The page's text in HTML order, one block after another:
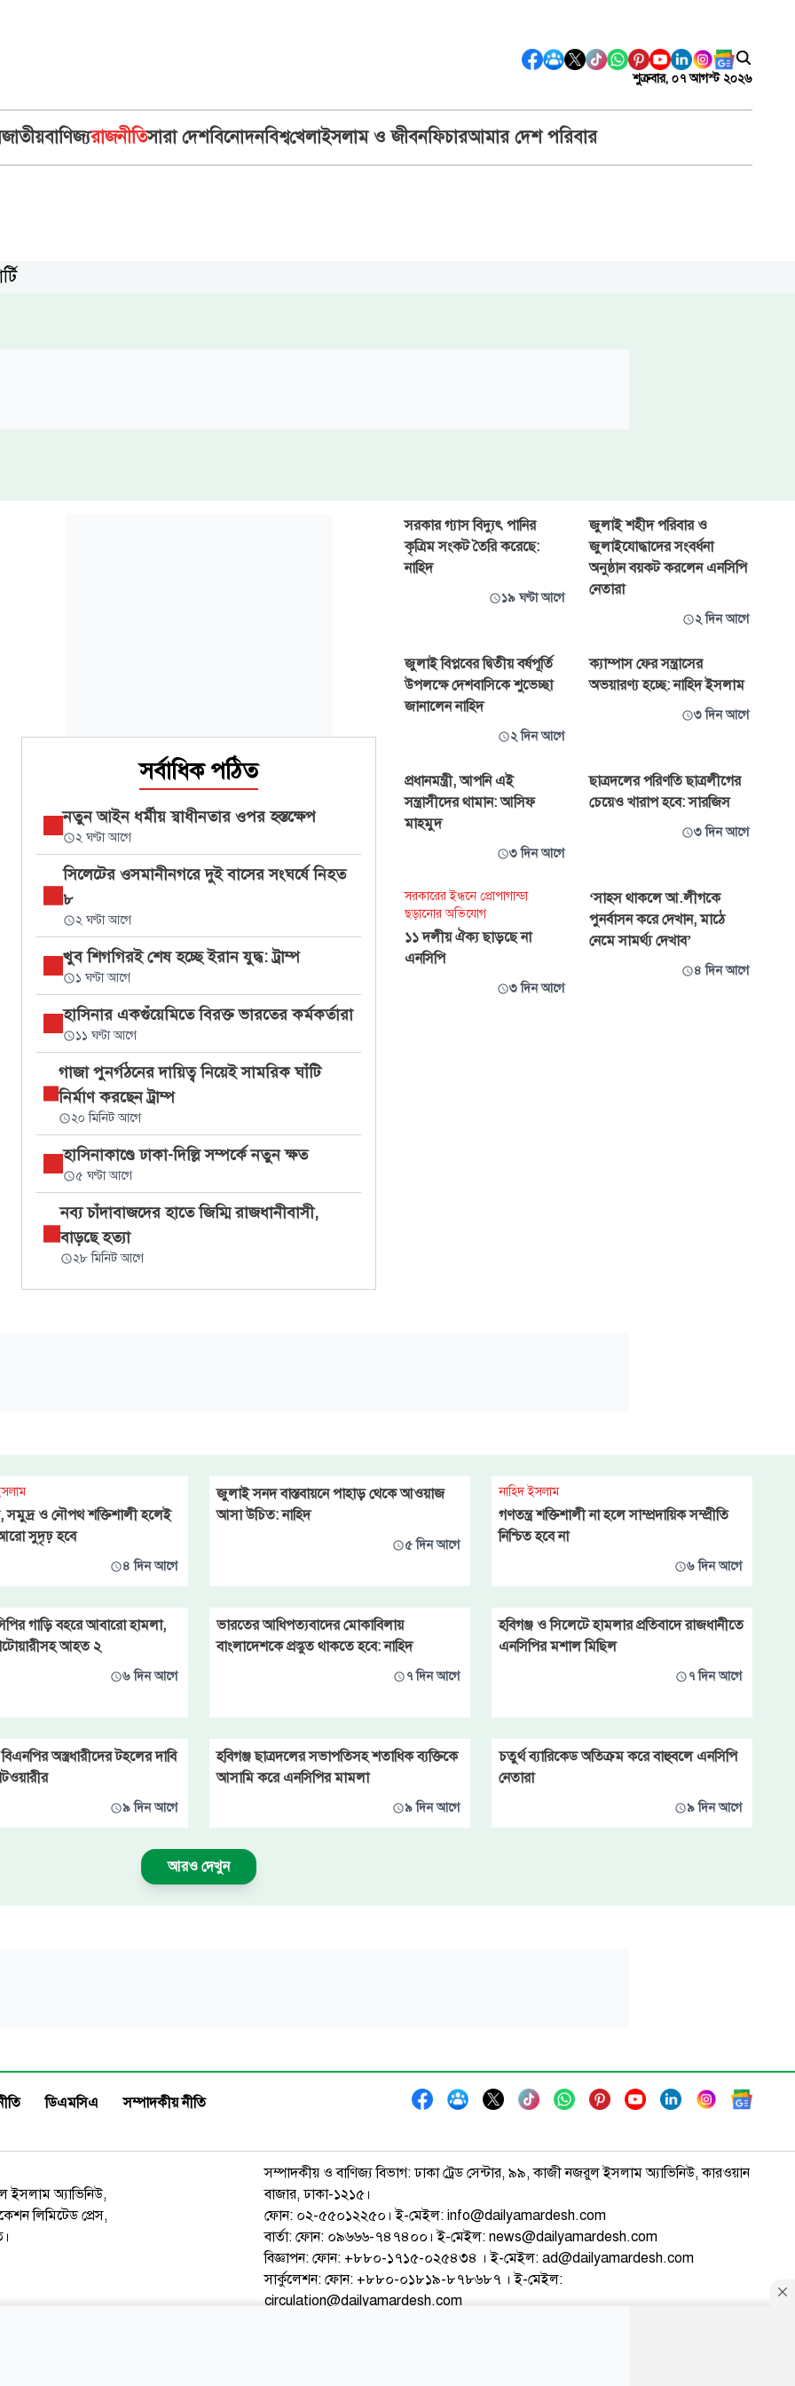
শুক্রবার, ০৭ আগস্ট ২০২৬
জাতীয়বাণিজ্যরাজনীতিসারা দেশবিনোদনবিশ্বখেলাইসলাম ও জীবনফিচারআমার দেশ পরিবার
সর্বাধিক পঠিত
নতুন আইন ধর্মীয় স্বাধীনতার ওপর হস্তক্ষেপ
২ ঘণ্টা আগে
সিলেটের ওসমানীনগরে দুই বাসের সংঘর্ষে নিহত
৮
২ ঘণ্টা আগে
খুব শিগগিরই শেষ হচ্ছে ইরান যুদ্ধ: ট্রাম্প
১ ঘণ্টা আগে
হাসিনার একগুঁয়েমিতে বিরক্ত ভারতের কর্মকর্তারা
১১ ঘণ্টা আগে
গাজা পুনর্গঠনের দায়িত্ব নিয়েই সামরিক ঘাঁটি
নির্মাণ করছেন ট্রাম্প
২০ মিনিট আগে
হাসিনাকাণ্ডে ঢাকা-দিল্লি সম্পর্কে নতুন ক্ষত
৫ ঘণ্টা আগে
নব্য চাঁদাবাজদের হাতে জিম্মি রাজধানীবাসী,
বাড়ছে হত্যা
২৮ মিনিট আগে
সরকার গ্যাস বিদ্যুৎ পানির
কৃত্রিম সংকট তৈরি করেছে:
নাহিদ
১৯ ঘণ্টা আগে
জুলাই শহীদ পরিবার ও
জুলাইযোদ্ধাদের সংবর্ধনা
অনুষ্ঠান বয়কট করলেন এনসিপি
নেতারা
২ দিন আগে
জুলাই বিপ্লবের দ্বিতীয় বর্ষপূর্তি
উপলক্ষে দেশবাসিকে শুভেচ্ছা
জানালেন নাহিদ
২ দিন আগে
ক্যাম্পাস ফের সন্ত্রাসের
অভয়ারণ্য হচ্ছে: নাহিদ ইসলাম
৩ দিন আগে
প্রধানমন্ত্রী, আপনি এই
সন্ত্রাসীদের থামান: আসিফ
মাহমুদ
৩ দিন আগে
ছাত্রদলের পরিণতি ছাত্রলীগের
চেয়েও খারাপ হবে: সারজিস
৩ দিন আগে
সরকারের ইন্ধনে প্রোপাগান্ডা
ছড়ানোর অভিযোগ
১১ দলীয় ঐক্য ছাড়ছে না
এনসিপি
৩ দিন আগে
‘সাহস থাকলে আ.লীগকে
পুনর্বাসন করে দেখান, মাঠে
নেমে সামর্থ্য দেখাব’
৪ দিন আগে
সমুদ্র ও নৌপথ শক্তিশালী হলেই
সুদৃঢ় হবে
৪ দিন আগে
জুলাই সনদ বাস্তবায়নে পাহাড় থেকে আওয়াজ
আসা উচিত: নাহিদ
৫ দিন আগে
নাহিদ ইসলাম
গণতন্ত্র শক্তিশালী না হলে সাম্প্রদায়িক সম্প্রীতি
নিশ্চিত হবে না
৬ দিন আগে
গাড়ি বহরে আবারো হামলা,
আহত ২
৬ দিন আগে
ভারতের আধিপত্যবাদের মোকাবিলায়
বাংলাদেশকে প্রস্তুত থাকতে হবে: নাহিদ
৭ দিন আগে
হবিগঞ্জ ও সিলেটে হামলার প্রতিবাদে রাজধানীতে
এনসিপির মশাল মিছিল
৭ দিন আগে
অস্ত্রধারীদের টহলের দাবি
৯ দিন আগে
হবিগঞ্জ ছাত্রদলের সভাপতিসহ শতাধিক ব্যক্তিকে
আসামি করে এনসিপির মামলা
৯ দিন আগে
চতুর্থ ব্যারিকেড অতিক্রম করে বাহুবলে এনসিপি
নেতারা
৯ দিন আগে
আরও দেখুন
ডিএমসিএ সম্পাদকীয় নীতি
ইসলাম অ্যাভিনিউ,
লিমিটেড প্রেস,
সম্পাদকীয় ও বাণিজ্য বিভাগ: ঢাকা ট্রেড সেন্টার, ৯৯, কাজী নজরুল ইসলাম অ্যাভিনিউ, কারওয়ান
বাজার, ঢাকা-১২১৫।
ফোন: ০২-৫৫০১২২৫০। ই-মেইল: info@dailyamardesh.com
বার্তা: ফোন: ০৯৬৬৬-৭৪৭৪০০। ই-মেইল: news@dailyamardesh.com
বিজ্ঞাপন: ফোন: +৮৮০-১৭১৫-০২৫৪৩৪ । ই-মেইল: ad@dailyamardesh.com
সার্কুলেশন: ফোন: +৮৮০-০১৮১৯-৮৭৮৬৮৭ । ই-মেইল:
circulation@dailyamardesh.com